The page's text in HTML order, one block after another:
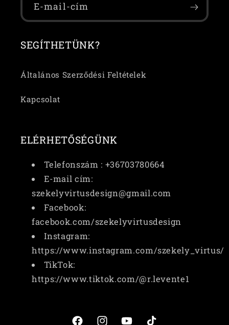
E-mail-cím
SEGÍTHETÜNK?
Általános Szerződési Feltételek
Kapcsolat
ELÉRHETŐSÉGÜNK
Telefonszám : +36703780664
E-mail cím:
szekelyvirtusdesign@gmail.com
Facebook:
facebook.com/szekelyvirtusdesign
Instagram:
https://www.instagram.com/szekely_virtus/
TikTok:
https://www.tiktok.com/@r.levente1